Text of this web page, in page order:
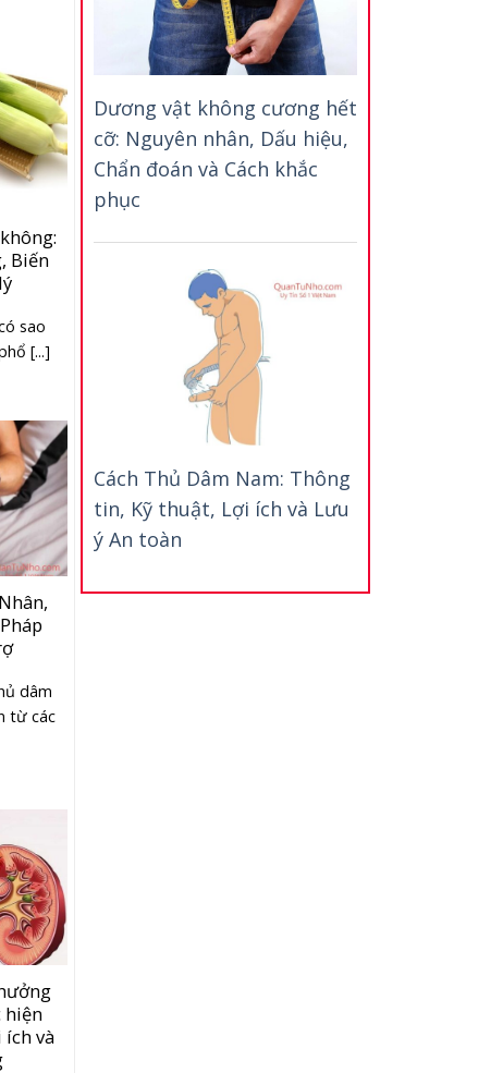
Biến
sao
[...]
dâm
từ các
hiện
ích và
Dương vật không cương hết
cỡ: Nguyên nhân, Dấu hiệu,
Chẩn đoán và Cách khắc
phục
Cách Thủ Dâm Nam: Thông
tin, Kỹ thuật, Lợi ích và Lưu
ý An toàn